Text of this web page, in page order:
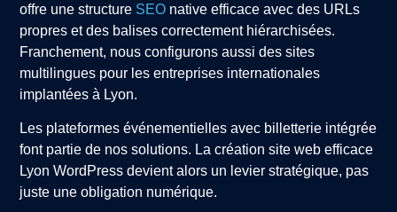
offre une structure SEO native efficace avec des URLs
propres et des balises correctement hiérarchisées.
Franchement, nous configurons aussi des sites
multilingues pour les entreprises internationales
implantées à Lyon.
Les plateformes événementielles avec billetterie intégrée
font partie de nos solutions. La création site web efficace
Lyon WordPress devient alors un levier stratégique, pas
juste une obligation numérique.